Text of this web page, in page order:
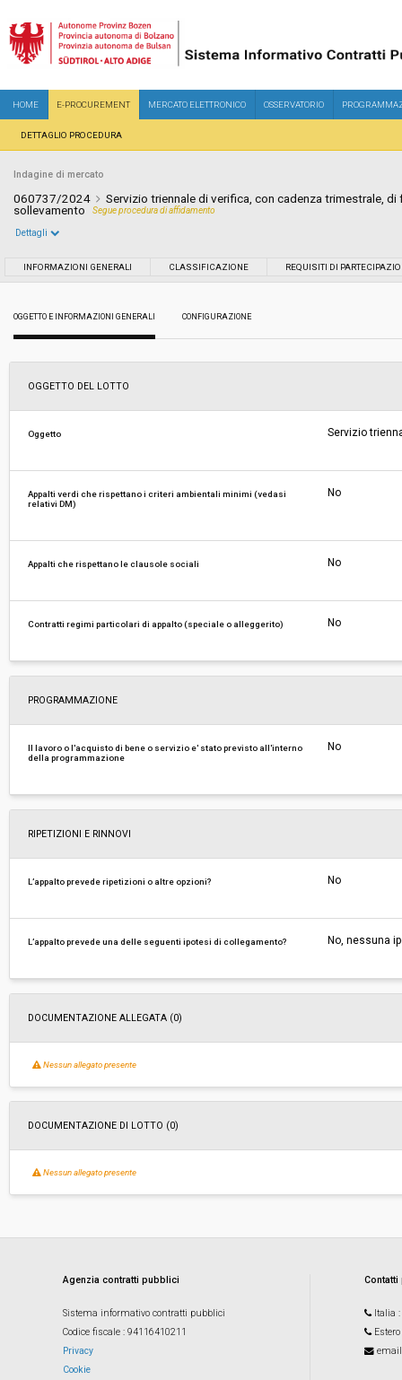
HOME E-PROCUREMENT MERCATO ELETTRONICO OSSERVATORIO
DETTAGLIO PROCEDURA
Indagine di mercato
060737/2024
Servizio triennale di verifica, con cadenza trimestrale, di
sollevamento
Segue procedura di affidamento
Importo a base di gara soggetto a
Costi di sicurezza non soggetti a
Dettagli
INFORMAZIONI GENERALI CLASSIFICAZIONE REQUISITI DI
OGGETTO E INFORMAZIONI GENERALI CONFIGURAZIONE
OGGETTO DEL LOTTO
Oggetto Servizio
Appalti verdi che rispettano i criteri ambientali minimi (vedasi
relativi DM)
No
Appalti che rispettano le clausole sociali No
Contratti regimi particolari di appalto (speciale o alleggerito) No
PROGRAMMAZIONE
Il lavoro o l'acquisto di bene o servizio e' stato previsto all'interno
della programmazione
No
RIPETIZIONI E RINNOVI
L’appalto prevede ripetizioni o altre opzioni? No
L’appalto prevede una delle seguenti ipotesi di collegamento? No, nessuna
DOCUMENTAZIONE ALLEGATA (0)
Nessun allegato presente
DOCUMENTAZIONE DI LOTTO (0)
Nessun allegato presente
Agenzia contratti pubblici
Sistema informativo contratti pubblici
Codice fiscale : 94116410211
Privacy
Cookie
Italia
Estero
email